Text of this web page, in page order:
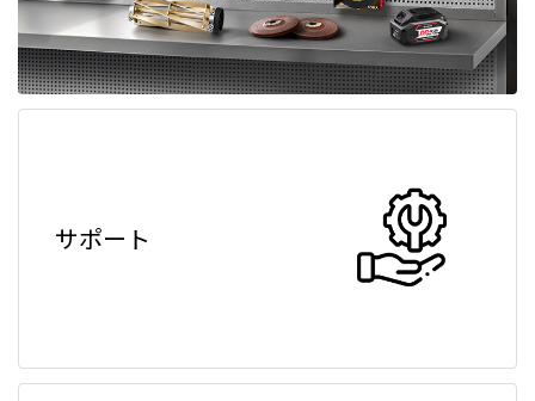
サポート